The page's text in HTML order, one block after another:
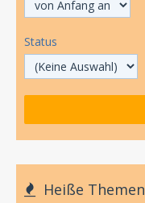
Status
Heiße Themen